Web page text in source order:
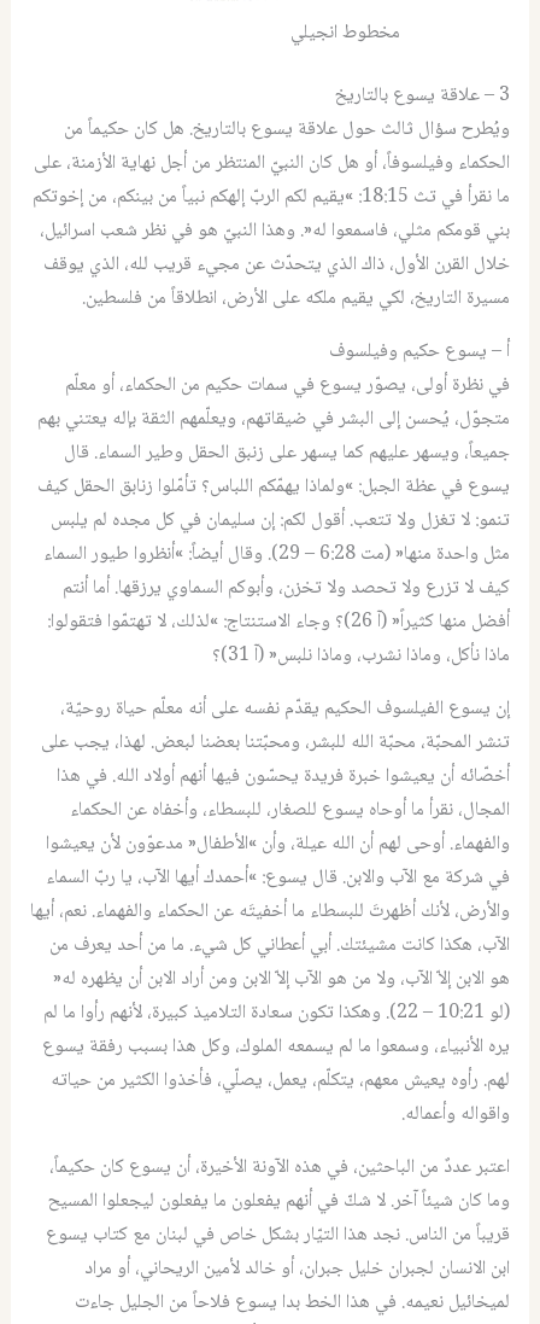
مخطوط انجيلي
3 – علاقة يسوع بالتاريخ
ويُطرح سؤال ثالث حول علاقة يسوع بالتاريخ. هل كان حكيماً من
الحكماء وفيلسوفاً، أو هل كان النبيّ المنتظر من أجل نهاية الأزمنة، على
ما نقرأ في تث 18:15: »يقيم لكم الربّ إلهكم نبياً من بينكم، من إخوتكم
بني قومكم مثلي، فاسمعوا له«. وهذا النبيّ هو في نظر شعب اسرائيل،
خلال القرن الأول، ذاك الذي يتحدّث عن مجيء قريب لله، الذي يوقف
مسيرة التاريخ، لكي يقيم ملكه على الأرض، انطلاقاً من فلسطين.
أ – يسوع حكيم وفيلسوف
في نظرة أولى، يصوّر يسوع في سمات حكيم من الحكماء، أو معلّم
متجوّل، يُحسن إلى البشر في ضيقاتهم، ويعلّمهم الثقة بإله يعتني بهم
جميعاً، ويسهر عليهم كما يسهر على زنبق الحقل وطير السماء. قال
يسوع في عظة الجبل: »ولماذا يهمّكم اللباس؟ تأمّلوا زنابق الحقل كيف
تنمو: لا تغزل ولا تتعب. أقول لكم: إن سليمان في كل مجده لم يلبس
مثل واحدة منها« (مت 6:28 – 29). وقال أيضاً: »أنظروا طيور السماء
كيف لا تزرع ولا تحصد ولا تخزن، وأبوكم السماوي يرزقها. أما أنتم
أفضل منها كثيراً« (آ 26)؟ وجاء الاستنتاج: »لذلك، لا تهتمّوا فتقولوا:
ماذا نأكل، وماذا نشرب، وماذا نلبس« (آ 31)؟
إن يسوع الفيلسوف الحكيم يقدّم نفسه على أنه معلّم حياة روحيّة،
تنشر المحبّة، محبّة الله للبشر، ومحبّتنا بعضنا لبعض. لهذا، يجب على
أخصّائه أن يعيشوا خبرة فريدة يحسّون فيها أنهم أولاد الله. في هذا
المجال، نقرأ ما أوحاه يسوع للصغار، للبسطاء، وأخفاه عن الحكماء
والفهماء. أوحى لهم أن الله عيلة، وأن »الأطفال« مدعوّون لأن يعيشوا
في شركة مع الآب والابن. قال يسوع: »أحمدك أيها الآب، يا ربّ السماء
والأرض، لأنك أظهرتَ للبسطاء ما أخفيتَه عن الحكماء والفهماء. نعم، أيها
الآب، هكذا كانت مشيئتك. أبي أعطاني كل شيء. ما من أحد يعرف من
هو الابن إلاّ الآب، ولا من هو الآب إلاّ الابن ومن أراد الابن أن يظهره له«
(لو 10:21 – 22). وهكذا تكون سعادة التلاميذ كبيرة، لأنهم رأوا ما لم
يره الأنبياء، وسمعوا ما لم يسمعه الملوك، وكل هذا بسبب رفقة يسوع
لهم. رأوه يعيش معهم، يتكلّم، يعمل، يصلّي، فأخذوا الكثير من حياته
واقواله وأعماله.
اعتبر عددٌ من الباحثين، في هذه الآونة الأخيرة، أن يسوع كان حكيماً،
وما كان شيئاً آخر. لا شكّ في أنهم يفعلون ما يفعلون ليجعلوا المسيح
قريباً من الناس. نجد هذا التيّار بشكل خاص في لبنان مع كتاب يسوع
ابن الانسان لجبران خليل جبران، أو خالد لأمين الريحاني، أو مراد
لميخائيل نعيمه. في هذا الخط بدا يسوع فلاحاً من الجليل جاءت